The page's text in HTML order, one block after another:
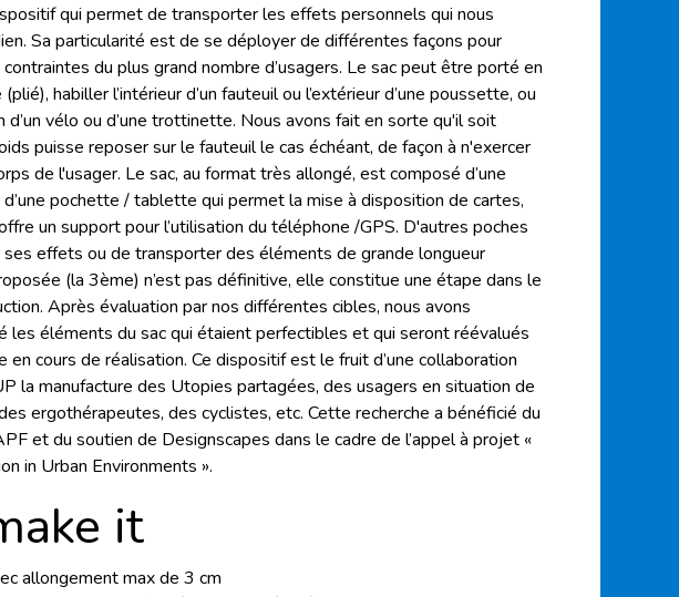
qui permet de transporter les effets personnels qui nous
Sa particularité est de se déployer de différentes façons pour
du plus grand nombre d’usagers. Le sac peut être porté en
habiller l’intérieur d’un fauteuil ou l’extérieur d’une poussette, ou
d’un vélo ou d’une trottinette. Nous avons fait en sorte qu'il soit
puisse reposer sur le fauteuil le cas échéant, de façon à n'exercer
de l'usager. Le sac, au format très allongé, est composé d’une
pochette / tablette qui permet la mise à disposition de cartes,
un support pour l’utilisation du téléphone /GPS. D'autres poches
effets ou de transporter des éléments de grande longueur
(la 3ème) n’est pas définitive, elle constitue une étape dans le
Après évaluation par nos différentes cibles, nous avons
les éléments du sac qui étaient perfectibles et qui seront réévalués
cours de réalisation. Ce dispositif est le fruit d’une collaboration
la manufacture des Utopies partagées, des usagers en situation de
ergothérapeutes, des cyclistes, etc. Cette recherche a bénéficié du
et du soutien de Designscapes dans le cadre de l’appel à projet «
in Urban Environments ».
it
allongement max de 3 cm